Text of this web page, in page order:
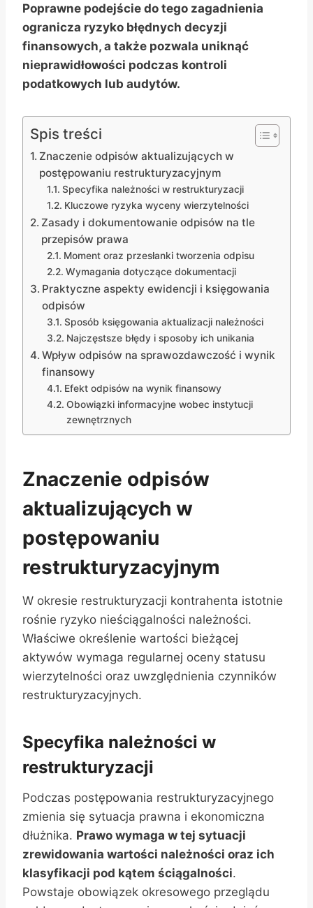
Poprawne podejście do tego zagadnienia
ogranicza ryzyko błędnych decyzji
finansowych, a także pozwala uniknąć
nieprawidłowości podczas kontroli
podatkowych lub audytów.
Spis treści
Znaczenie odpisów aktualizujących w
postępowaniu restrukturyzacyjnym
Specyfika należności w restrukturyzacji
Kluczowe ryzyka wyceny wierzytelności
Zasady i dokumentowanie odpisów na tle
przepisów prawa
Moment oraz przesłanki tworzenia odpisu
Wymagania dotyczące dokumentacji
Praktyczne aspekty ewidencji i księgowania
odpisów
Sposób księgowania aktualizacji należności
Najczęstsze błędy i sposoby ich unikania
Wpływ odpisów na sprawozdawczość i wynik
finansowy
Efekt odpisów na wynik finansowy
Obowiązki informacyjne wobec instytucji
zewnętrznych
Znaczenie odpisów
aktualizujących w
postępowaniu
restrukturyzacyjnym
W okresie restrukturyzacji kontrahenta istotnie
rośnie ryzyko nieściągalności należności.
Właściwe określenie wartości bieżącej
aktywów wymaga regularnej oceny statusu
wierzytelności oraz uwzględnienia czynników
restrukturyzacyjnych.
Specyfika należności w
restrukturyzacji
Podczas postępowania restrukturyzacyjnego
zmienia się sytuacja prawna i ekonomiczna
dłużnika. Prawo wymaga w tej sytuacji
zrewidowania wartości należności oraz ich
klasyfikacji pod kątem ściągalności.
Powstaje obowiązek okresowego przeglądu